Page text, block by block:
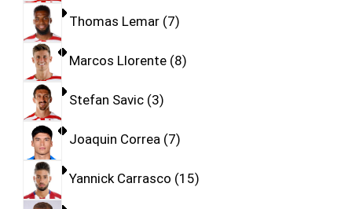
Thomas Lemar 7
Marcos Llorente 8
Stefan Savic 3
Joaquin Correa 7
Yannick Carrasco 15